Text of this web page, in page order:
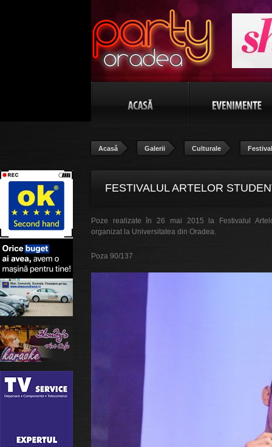
Acasă Galerii Culturale
FESTIVALUL ARTELOR
POZA 90/137
Poze realizate în 26 mai 2015 la Festivalul
organizat la Universitatea din Oradea.
Poza 90/137